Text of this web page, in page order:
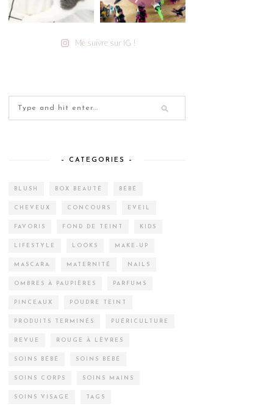
Me suivre sur IG !
– CATEGORIES –
BLUSH BOX BEAUTÉ BÉBÉ
CHEVEUX CONCOURS EVEIL
FAVORIS FOND DE TEINT KIDS
LIFESTYLE LOOKS MAKE-UP
MASCARA MATERNITÉ NAILS
OMBRES À PAUPIÈRES PARFUMS
PINCEAUX POUDRE TEINT
PRODUITS TERMINÉS PUÉRICULTURE
REVUE ROUGE À LÈVRES
SOINS BÉBÉ SOINS BÉBÉ
SOINS CORPS SOINS MAINS
SOINS VISAGE TAGS